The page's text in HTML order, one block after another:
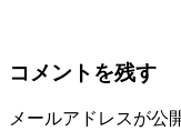
コメントを残す
メールアドレスが公